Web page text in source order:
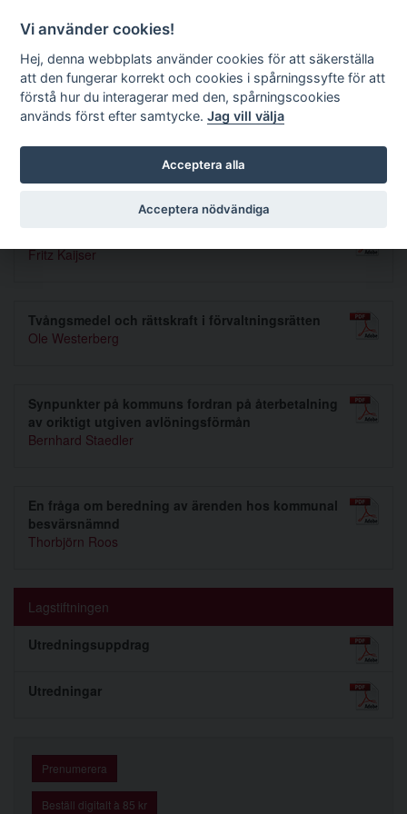
Förvaltningsrättslig tidskrift
Sök
Nummer 1966 5-6
Fritz Kaijser
Tvångsmedel och rättskraft i förvaltningsrätten
Ole Westerberg
Synpunkter på kommuns fordran på återbetalning
av oriktigt utgiven avlöningsförmån
Bernhard Staedler
En fråga om beredning av ärenden hos kommunal
besvärsnämnd
Thorbjörn Roos
Lagstiftningen
Utredningsuppdrag
Utredningar
Prenumerera
Beställ digitalt à 85 kr
Vi använder cookies!
Hej, denna webbplats använder cookies för att säkerställa
att den fungerar korrekt och cookies i spårningssyfte för att
förstå hur du interagerar med den, spårningscookies
används först efter samtycke.Jag vill välja
Acceptera alla
Acceptera nödvändiga